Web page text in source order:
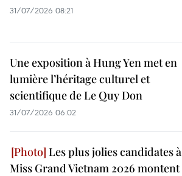
31/07/2026 08:21
Une exposition à Hung Yen met en
lumière l’héritage culturel et
scientifique de Le Quy Don
31/07/2026 06:02
Les plus jolies candidates à
Miss Grand Vietnam 2026 montent